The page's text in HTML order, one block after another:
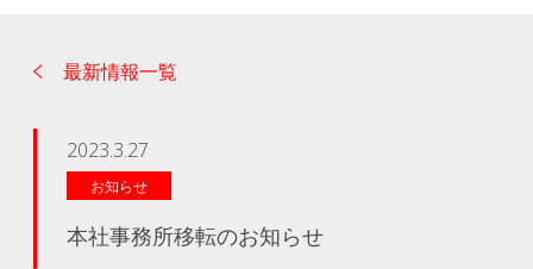
最新情報一覧
2023.3.27
お知らせ
本社事務所移転のお知らせ